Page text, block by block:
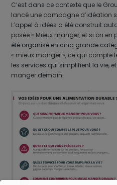
C’est dans ce contexte que le
lancé une campagne d’idéation
L’appel à idées a été construit
posée « Mieux manger, et si on
été organisé en cinq grande
« mieux manger », ce qui compte
les services qui simplifient la vie,
manger demain.